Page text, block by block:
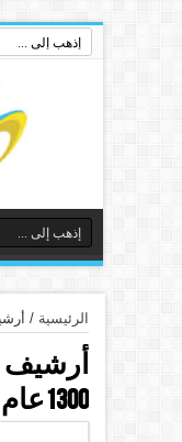
الرئيسية /
أرشيف
1300عام